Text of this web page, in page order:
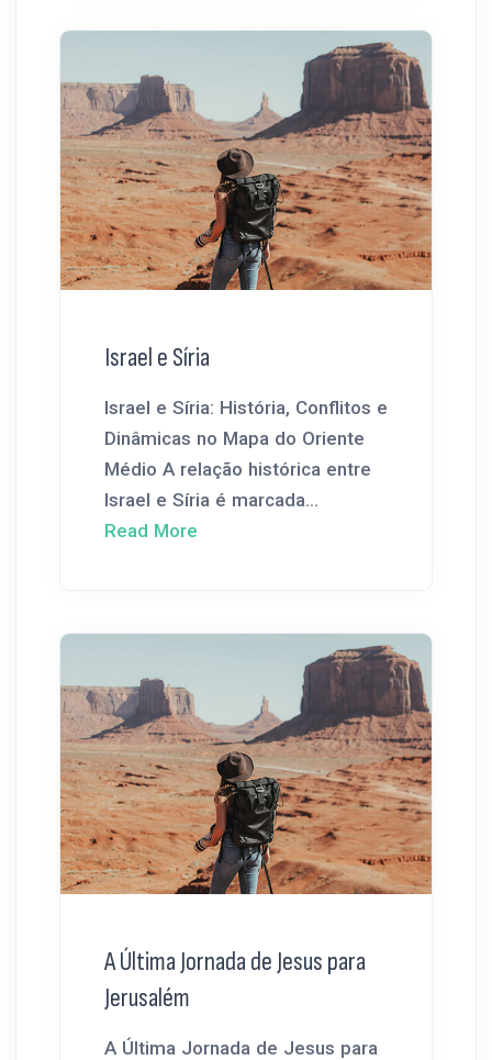
Israel e Síria
Israel e Síria: História, Conflitos e
Dinâmicas no Mapa do Oriente
Médio A relação histórica entre
Israel e Síria é marcada...
Read More
A Última Jornada de Jesus para
Jerusalém
A Última Jornada de Jesus para